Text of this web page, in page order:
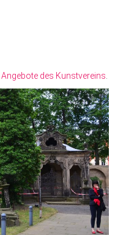
Angebote des Kunstvereins.